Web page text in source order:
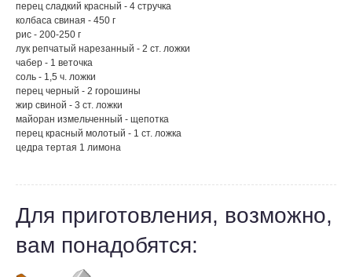
перец сладкий красный - 4 стручка
колбаса свиная - 450 г
рис - 200-250 г
лук репчатый нарезанный - 2 ст. ложки
чабер - 1 веточка
соль - 1,5 ч. ложки
перец черный - 2 горошины
жир свиной - 3 ст. ложки
майоран измельченный - щепотка
перец красный молотый - 1 ст. ложка
цедра тертая 1 лимона
Для приготовления, возможно,
вам понадобятся: